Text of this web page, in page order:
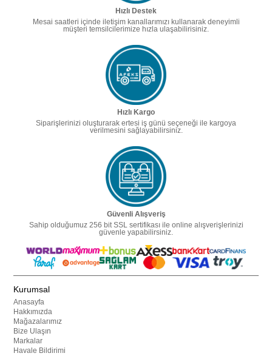
Hızlı Destek
Mesai saatleri içinde iletişim kanallarımızı kullanarak deneyimli
müşteri temsilcilerimize hızla ulaşabilirisiniz.
Hızlı Kargo
Siparişlerinizi oluşturarak ertesi iş günü seçeneği ile kargoya
verilmesini sağlayabilirsiniz.
Güvenli Alışveriş
Sahip olduğumuz 256 bit SSL sertifikası ile online alışverişlerinizi
güvenle yapabilirsiniz.
Kurumsal
Anasayfa
Hakkımızda
Mağazalarımız
Bize Ulaşın
Markalar
Havale Bildirimi